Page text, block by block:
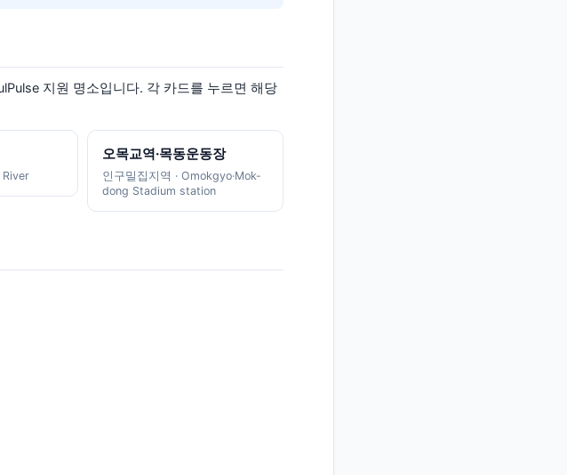
지원 명소입니다. 각 카드를 누르면 해당
River
오목교역·목동운동장
인구밀집지역 · Omokgyo·Mok-
dong Stadium station